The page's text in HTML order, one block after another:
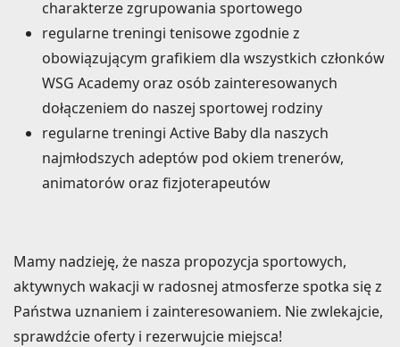
charakterze zgrupowania sportowego
regularne treningi tenisowe zgodnie z
obowiązującym grafikiem dla wszystkich członków
WSG Academy oraz osób zainteresowanych
dołączeniem do naszej sportowej rodziny
regularne treningi Active Baby dla naszych
najmłodszych adeptów pod okiem trenerów,
animatorów oraz fizjoterapeutów
Mamy nadzieję, że nasza propozycja sportowych,
aktywnych wakacji w radosnej atmosferze spotka się z
Państwa uznaniem i zainteresowaniem. Nie zwlekajcie,
sprawdźcie oferty i rezerwujcie miejsca!